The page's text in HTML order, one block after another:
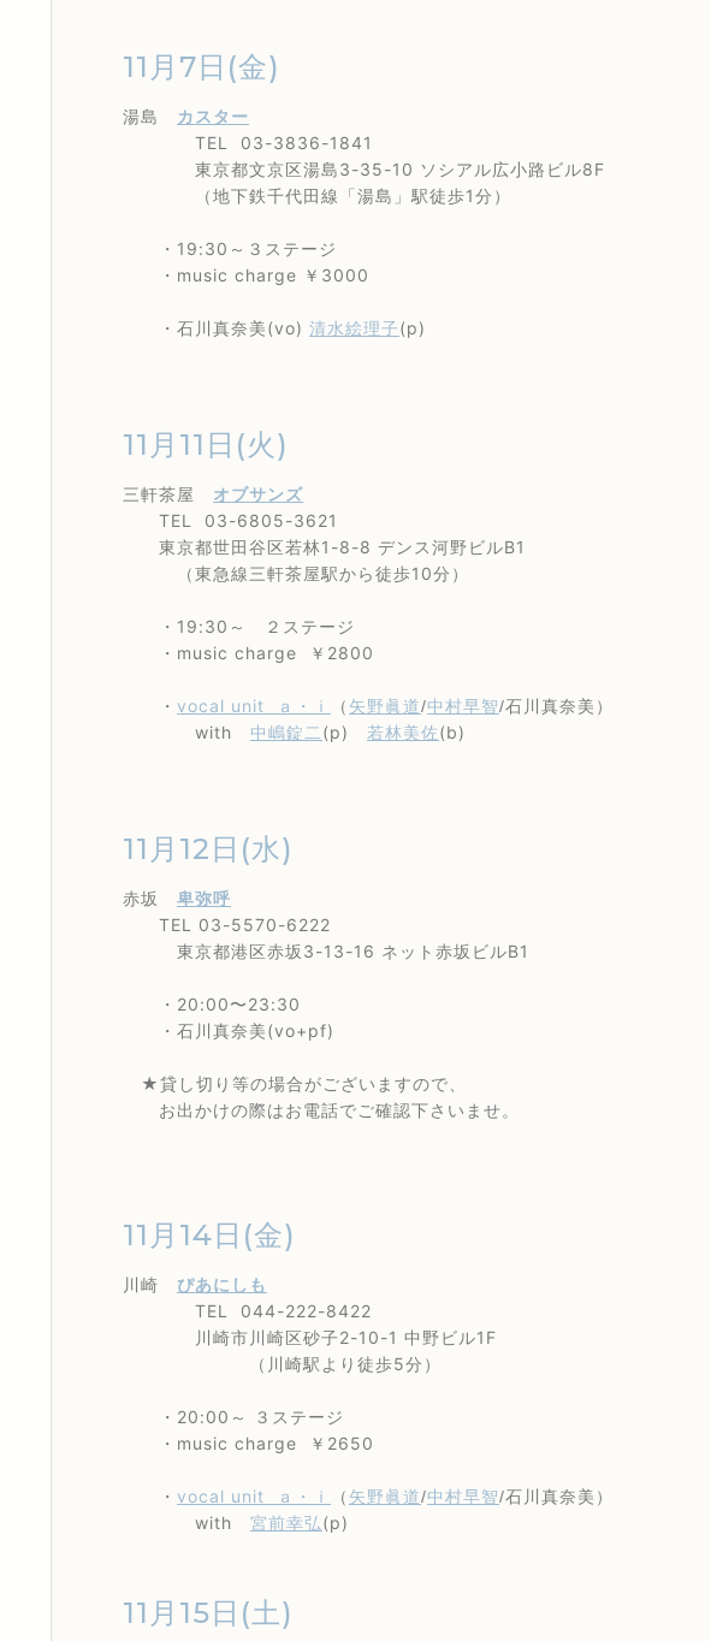
11月7日(金)
湯島
カスター
TEL 03-3836-1841
東京都文京区湯島3-35-10 ソシアル広小路ビル8F
（地下鉄千代田線「湯島」駅徒歩1分）
・19:30～３ステージ
・music charge ￥3000
・石川真奈美(vo) 清水絵理子(p)
11月11日(火)
三軒茶屋 オブサンズ
TEL 03-6805-3621
東京都世田谷区若林1-8-8 デンス河野ビルB1
（東急線三軒茶屋駅から徒歩10分）
・19:30～ ２ステージ
・music charge ￥2800
・ vocal unit ａ・ｉ （ 矢野眞道/中村早智/石川真奈美）
with 中嶋錠二 (p) 若林美佐(b)
11月12日(水)
赤坂 卑弥呼
TEL 03-5570-6222
東京都港区赤坂3-13-16 ネット赤坂ビルB1
・20:00〜23:30
・石川真奈美(vo+pf)
★貸し切り等の場合がございますので、
お出かけの際はお電話でご確認下さいませ。
11月14日(金)
川崎 ぴあにしも
TEL 044-222-8422
川崎市川崎区砂子2-10-1 中野ビル1F
（川崎駅より徒歩5分）
・20:00～ ３ステージ
・music charge ￥2650
・ vocal unit ａ・ｉ （ 矢野眞道/中村早智/石川真奈美）
with 宮前幸弘(p)
11月15日(土)